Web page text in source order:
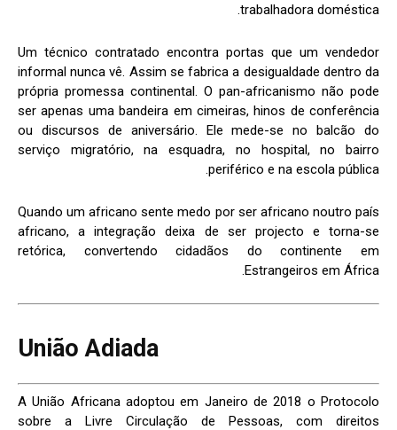
trabalhadora doméstica.
Um técnico contratado encontra portas que um vendedor
informal nunca vê. Assim se fabrica a desigualdade dentro da
própria promessa continental. O pan-africanismo não pode
ser apenas uma bandeira em cimeiras, hinos de conferência
ou discursos de aniversário. Ele mede-se no balcão do
serviço migratório, na esquadra, no hospital, no bairro
periférico e na escola pública.
Quando um africano sente medo por ser africano noutro país
africano, a integração deixa de ser projecto e torna-se
retórica, convertendo cidadãos do continente em
Estrangeiros em África.
União Adiada
A União Africana adoptou em Janeiro de 2018 o Protocolo
sobre a Livre Circulação de Pessoas, com direitos